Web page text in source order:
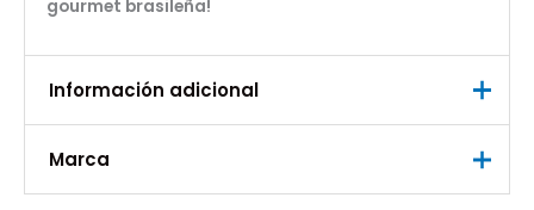
gourmet brasileña!
Información adicional
Peso
Marca